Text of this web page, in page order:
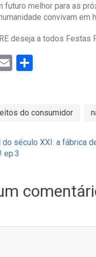
futuro melhor para as
convivam em
deseja a todos Festas
Email
do consumidor
do século XXI: a fábrica
ep.3